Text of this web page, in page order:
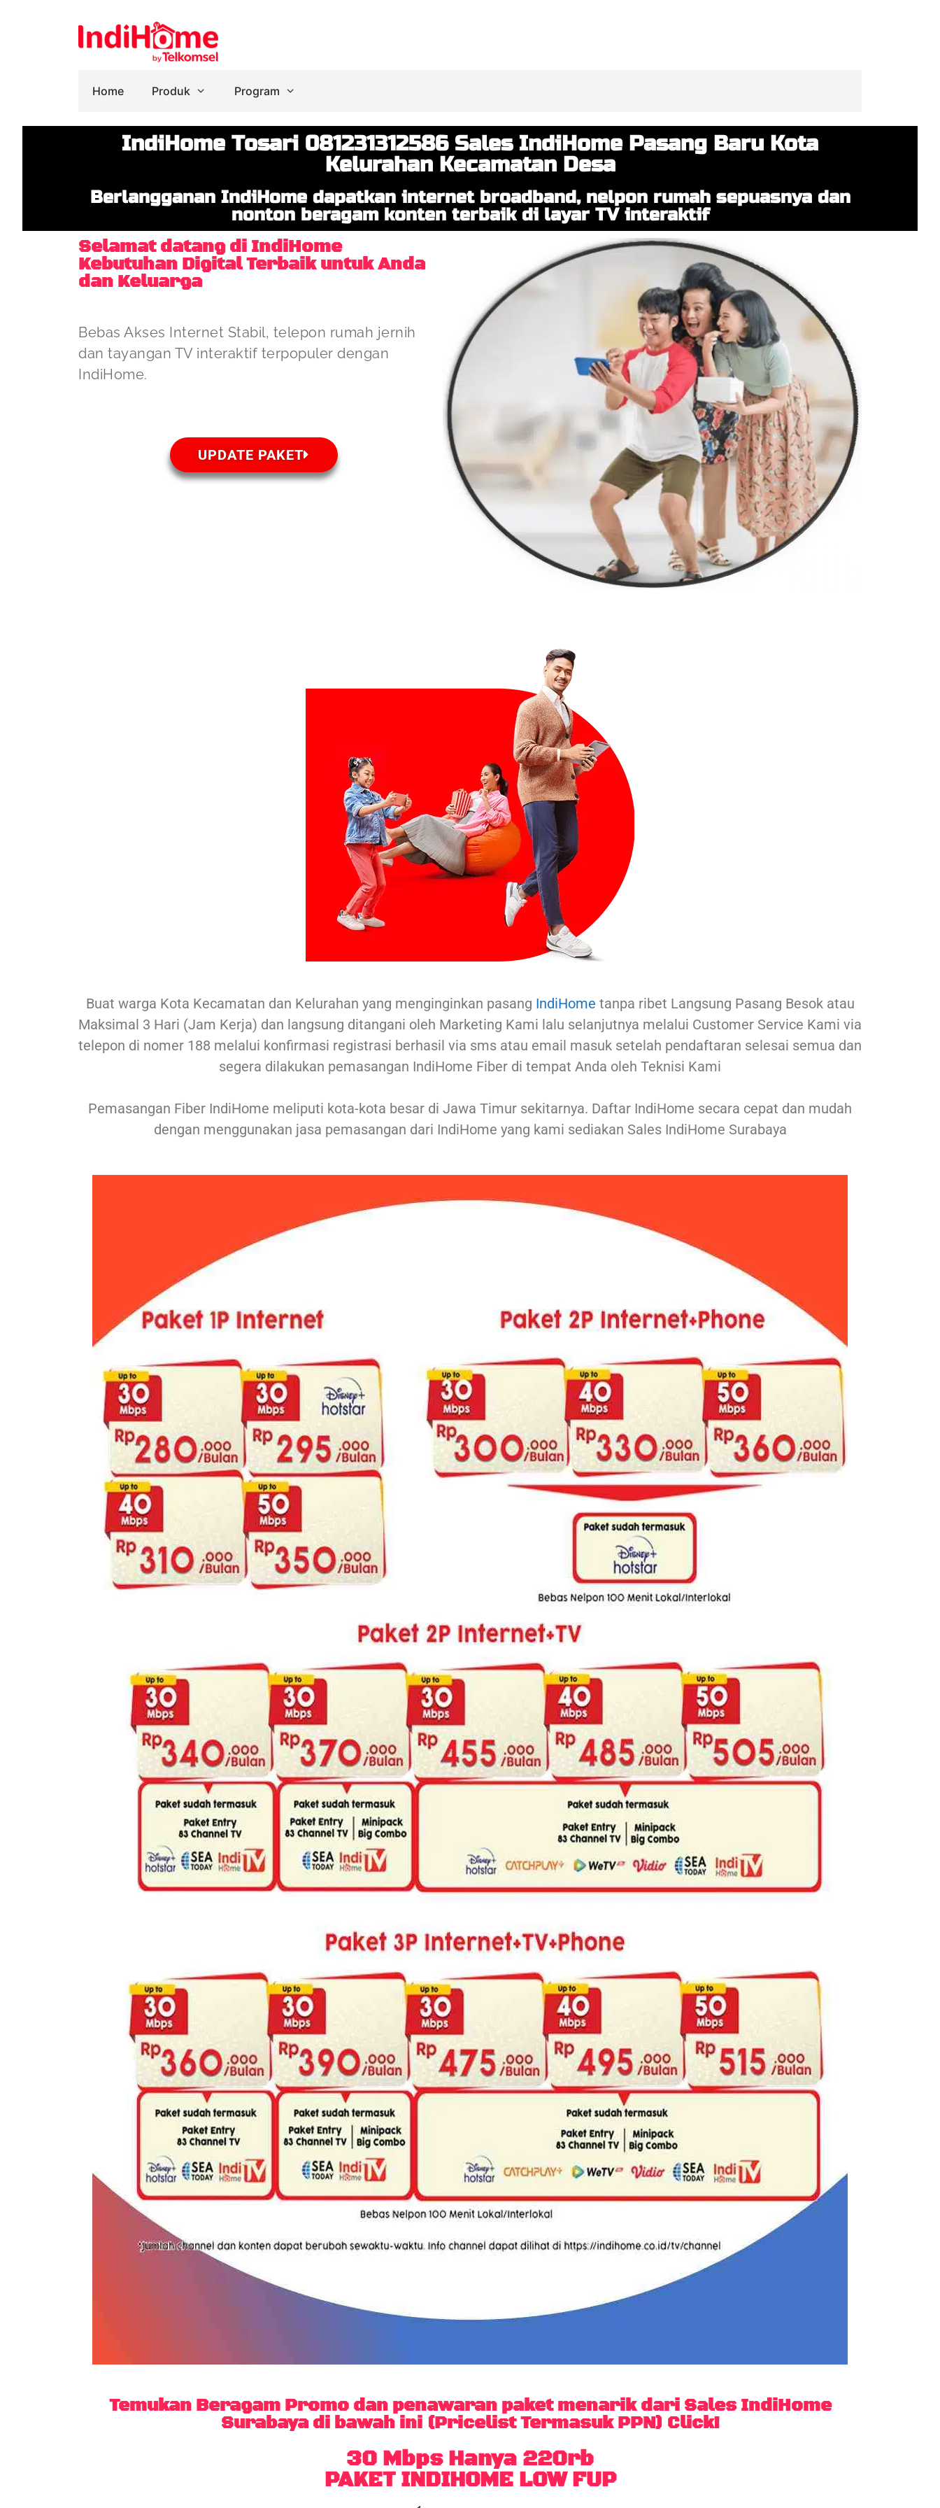
Home Produk Program
IndiHome Tosari 081231312586 Sales IndiHome Pasang Baru Kota
Kelurahan Kecamatan Desa
Berlangganan IndiHome dapatkan internet broadband, nelpon rumah sepuasnya dan
nonton beragam konten terbaik di layar TV interaktif
Selamat datang di IndiHome
Kebutuhan Digital Terbaik untuk Anda
dan Keluarga
Bebas Akses Internet Stabil, telepon rumah jernih
dan tayangan TV interaktif terpopuler dengan
IndiHome.
UPDATE PAKET
Buat warga Kota Kecamatan dan Kelurahan yang menginginkan pasang IndiHome tanpa ribet Langsung Pasang Besok atau
Maksimal 3 Hari (Jam Kerja) dan langsung ditangani oleh Marketing Kami lalu selanjutnya melalui Customer Service Kami via
telepon di nomer 188 melalui konfirmasi registrasi berhasil via sms atau email masuk setelah pendaftaran selesai semua dan
segera dilakukan pemasangan IndiHome Fiber di tempat Anda oleh Teknisi Kami
Pemasangan Fiber IndiHome meliputi kota-kota besar di Jawa Timur sekitarnya. Daftar IndiHome secara cepat dan mudah
dengan menggunakan jasa pemasangan dari IndiHome yang kami sediakan Sales IndiHome Surabaya
Temukan Beragam Promo dan penawaran paket menarik dari Sales IndiHome
Surabaya di bawah ini (Pricelist Termasuk PPN) Click!
30 Mbps Hanya 220rb
PAKET INDIHOME LOW FUP